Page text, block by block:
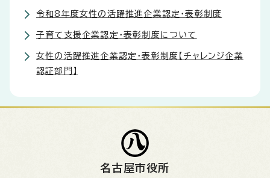
令和8年度女性の活躍推進企業認定・表彰制度
子育て支援企業認定・表彰制度について
女性の活躍推進企業認定・表彰制度【チャレンジ企業
認証部門】
名古屋市役所